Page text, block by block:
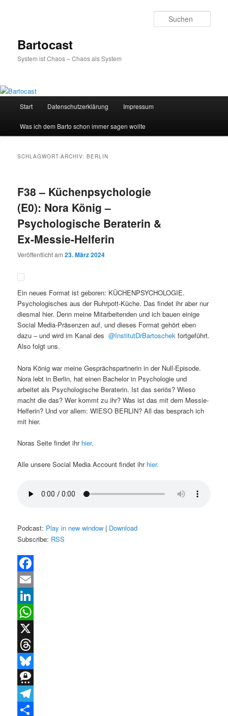
Bartocast
System ist Chaos – Chaos als System
Start Datenschutzerklärung Impressum
Was ich dem Barto schon immer sagen wollte
SCHLAGWORT-ARCHIV:BERLIN
F38 – Küchenpsychologie
(E0): Nora König –
Psychologische Beraterin &
Ex-Messie-Helferin
Veröffentlicht am23. März 2024
Ein neues Format ist geboren: KÜCHENPSYCHOLOGIE.
Psychologisches aus der Ruhrpott-Küche. Das findet ihr aber nur
diesmal hier. Denn meine Mitarbeitenden und ich bauen einige
Social Media-Präsenzen auf, und dieses Format gehört eben
dazu – und wird im Kanal des @InstitutDrBartoschek fortgeführt.
Also folgt uns.
Nora König war meine Gesprächspartnerin in der Null-Episode.
Nora lebt in Berlin, hat einen Bachelor in Psychologie und
arbeitet als Psychologische Beraterin. Ist das seriös? Wieso
macht die das? Wer kommt zu ihr? Was ist das mit dem Messie-
Helferin? Und vor allem: WIESO BERLIN? All das besprach ich
mit hier.
Noras Seite findet ihr hier.
Alle unsere Social Media Account findet ihr hier.
Podcast: Play in new window | Download
Subscribe: RSS
Facebook
Email
LinkedIn
WhatsApp
X
Threads
Bluesky
Threema
Telegram